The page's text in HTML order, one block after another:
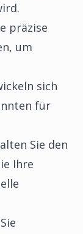
präzise
um
sich
für
Sie den
Ihre